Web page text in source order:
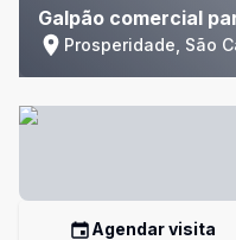
Galpão comercial
Prosperidade, São
Agendar visita